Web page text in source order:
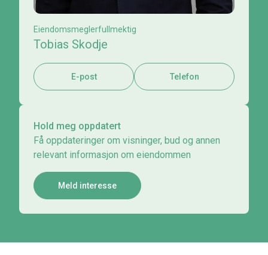
Eiendomsmeglerfullmektig
Tobias Skodje
E-post Telefon
Hold meg oppdatert
Få oppdateringer om visninger, bud og annen
relevant informasjon om eiendommen
Meld interesse